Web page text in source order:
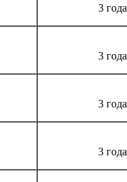
3 года
3 года
3 года
3 года